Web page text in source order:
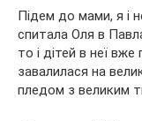
Підем до мами, я і
спитала Оля в
то і дітей в неї
завалилася на
пледом з великим